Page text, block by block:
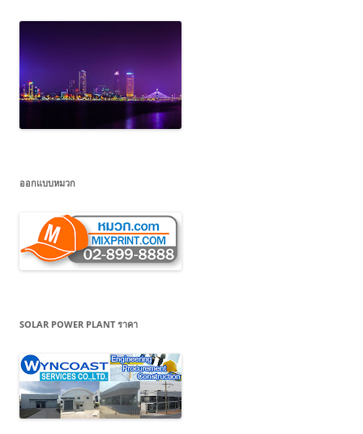
ออกแบบหมวก
SOLAR POWER PLANT ราคา